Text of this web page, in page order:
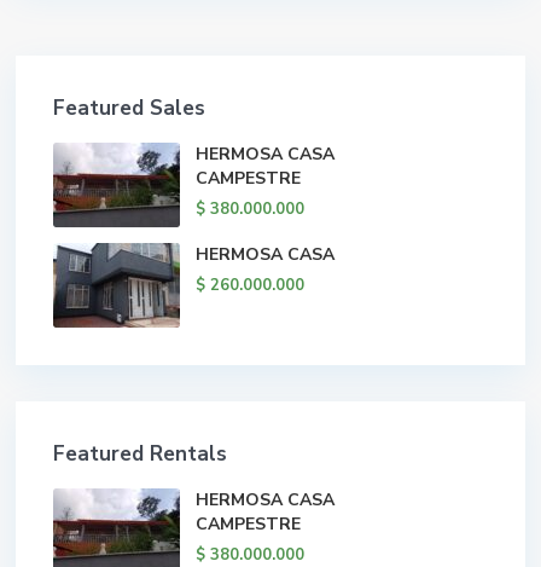
Featured Sales
HERMOSA CASA
CAMPESTRE
$ 380.000.000
HERMOSA CASA
$ 260.000.000
Featured Rentals
HERMOSA CASA
CAMPESTRE
$ 380.000.000